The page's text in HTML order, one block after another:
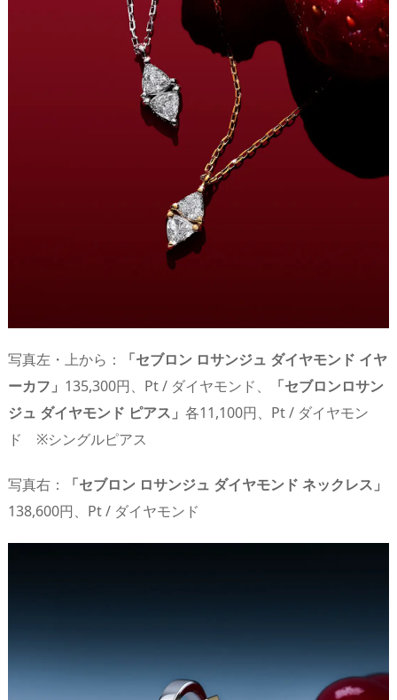
写真左・上から：
「セブロン ロサンジュ ダイヤモンド イヤ
ーカフ」 135,300円、Pt / ダイヤモンド、
「セブロンロサン
ジュ ダイヤモンド ピアス」 各11,100円、Pt / ダイヤモン
ド ※シングルピアス
写真右：
「セブロン ロサンジュ ダイヤモンド ネックレス」
138,600円、Pt / ダイヤモンド